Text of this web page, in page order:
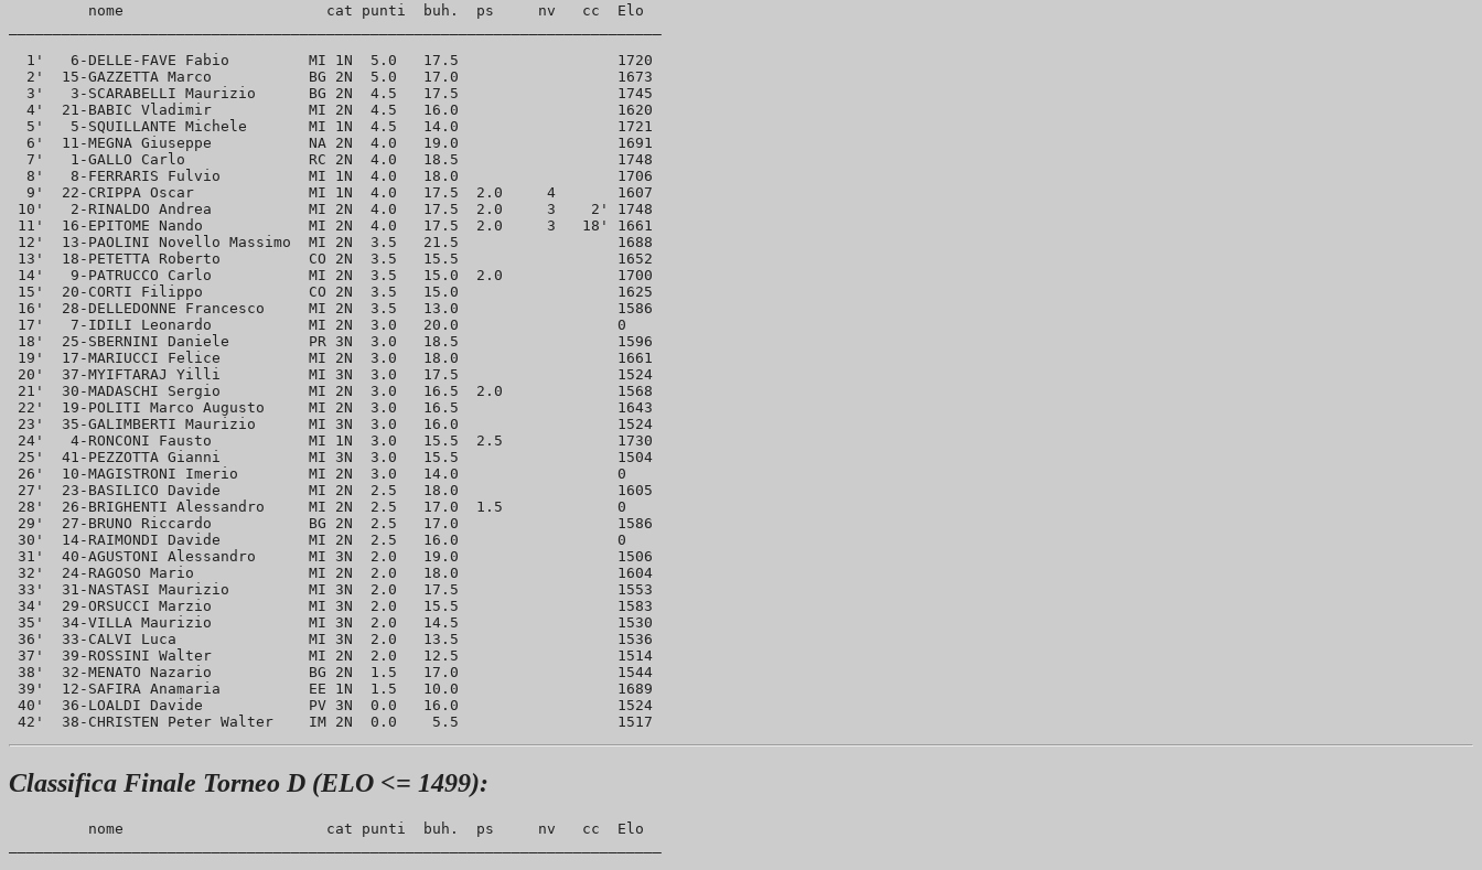
         nome                       cat punti  buh.  ps     nv   cc  Elo
  1'   6-DELLE-FAVE Fabio         MI 1N  5.0   17.5                  1720
  2'  15-GAZZETTA Marco           BG 2N  5.0   17.0                  1673
  3'   3-SCARABELLI Maurizio      BG 2N  4.5   17.5                  1745
  4'  21-BABIC Vladimir           MI 2N  4.5   16.0                  1620
  5'   5-SQUILLANTE Michele       MI 1N  4.5   14.0                  1721
  6'  11-MEGNA Giuseppe           NA 2N  4.0   19.0                  1691
  7'   1-GALLO Carlo              RC 2N  4.0   18.5                  1748
  8'   8-FERRARIS Fulvio          MI 1N  4.0   18.0                  1706
  9'  22-CRIPPA Oscar             MI 1N  4.0   17.5  2.0     4       1607
10'   2-RINALDO Andrea           MI 2N  4.0   17.5  2.0     3    2' 1748
11'  16-EPITOME Nando            MI 2N  4.0   17.5  2.0     3   18' 1661
12'  13-PAOLINI Novello Massimo  MI 2N  3.5   21.5                  1688
13'  18-PETETTA Roberto          CO 2N  3.5   15.5                  1652
14'   9-PATRUCCO Carlo           MI 2N  3.5   15.0  2.0             1700
15'  20-CORTI Filippo            CO 2N  3.5   15.0                  1625
16'  28-DELLEDONNE Francesco     MI 2N  3.5   13.0                  1586
17'   7-IDILI Leonardo           MI 2N  3.0   20.0                  0
18'  25-SBERNINI Daniele         PR 3N  3.0   18.5                  1596
19'  17-MARIUCCI Felice          MI 2N  3.0   18.0                  1661
20'  37-MYIFTARAJ Yilli          MI 3N  3.0   17.5                  1524
21'  30-MADASCHI Sergio          MI 2N  3.0   16.5  2.0             1568
22'  19-POLITI Marco Augusto     MI 2N  3.0   16.5                  1643
23'  35-GALIMBERTI Maurizio      MI 3N  3.0   16.0                  1524
24'   4-RONCONI Fausto           MI 1N  3.0   15.5  2.5             1730
25'  41-PEZZOTTA Gianni          MI 3N  3.0   15.5                  1504
26'  10-MAGISTRONI Imerio        MI 2N  3.0   14.0                  0
27'  23-BASILICO Davide          MI 2N  2.5   18.0                  1605
28'  26-BRIGHENTI Alessandro     MI 2N  2.5   17.0  1.5             0
29'  27-BRUNO Riccardo           BG 2N  2.5   17.0                  1586
30'  14-RAIMONDI Davide          MI 2N  2.5   16.0                  0
31'  40-AGUSTONI Alessandro      MI 3N  2.0   19.0                  1506
32'  24-RAGOSO Mario             MI 2N  2.0   18.0                  1604
33'  31-NASTASI Maurizio         MI 3N  2.0   17.5                  1553
34'  29-ORSUCCI Marzio           MI 3N  2.0   15.5                  1583
35'  34-VILLA Maurizio           MI 3N  2.0   14.5                  1530
36'  33-CALVI Luca               MI 3N  2.0   13.5                  1536
37'  39-ROSSINI Walter           MI 2N  2.0   12.5                  1514
38'  32-MENATO Nazario           BG 2N  1.5   17.0                  1544
39'  12-SAFIRA Anamaria          EE 1N  1.5   10.0                  1689
40'  36-LOALDI Davide            PV 3N  0.0   16.0                  1524
Classifica Finale Torneo D (ELO <= 1499):
         nome                       cat punti  buh.  ps     nv   cc  Elo